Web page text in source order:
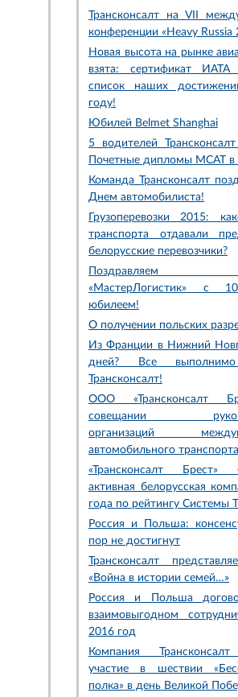
Трансконсалт на VII
конференции «Heavy Russia
Новая высота на рынке
взята: сертификат ИАТА
список наших
году!
Юбилей Belmet Shanghai
5 водителей
Почетные дипломы МСАТ в
Команда Трансконсалт
Днем автомобилиста!
Грузоперевозки 2015:
транспорта отдавали
белорусские перевозчики?
Поздравляем
«МастерЛогистик» с 10-
юбилеем!
О получении польских
Из Франции в Нижний
дней? Все
Трансконсалт!
ООО «Трансконсалт
совещании
организаций
автомобильного транспорта
«Трансконсалт
активная белорусская
года по рейтингу Системы
Россия и Польша:
пор не достигнут
Трансконсалт
«Война в истории семей…»
Россия и Польша
взаимовыгодном
2016 год
Компания
участие в шествии
полка» в день Великой